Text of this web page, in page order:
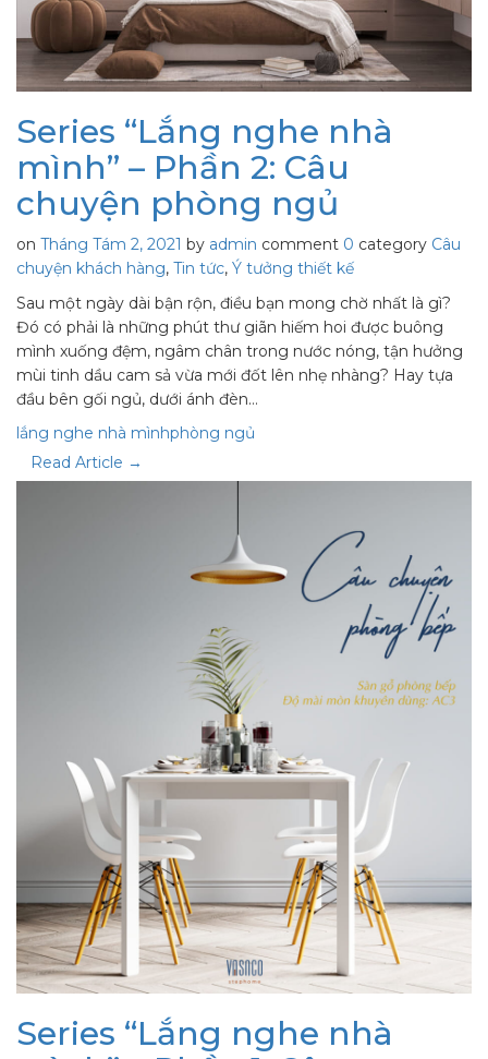
Series “Lắng nghe nhà
mình” – Phần 2: Câu
chuyện phòng ngủ
on Tháng Tám 2, 2021 by admin comment 0 category Câu
chuyện khách hàng, Tin tức, Ý tưởng thiết kế
Sau một ngày dài bận rộn, điều bạn mong chờ nhất là gì?
Đó có phải là những phút thư giãn hiếm hoi được buông
mình xuống đệm, ngâm chân trong nước nóng, tận hưởng
mùi tinh dầu cam sả vừa mới đốt lên nhẹ nhàng? Hay tựa
đầu bên gối ngủ, dưới ánh đèn…
lắng nghe nhà mìnhphòng ngủ
Read Article →
Series “Lắng nghe nhà